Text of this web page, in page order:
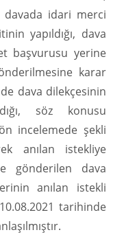
davada idari merci
yapıldığı, dava
başvurusu yerine
karar
dava dilekçesinin
söz konusu
incelemede şekli
anılan istekliye
gönderilen dava
anılan istekli
tarihinde